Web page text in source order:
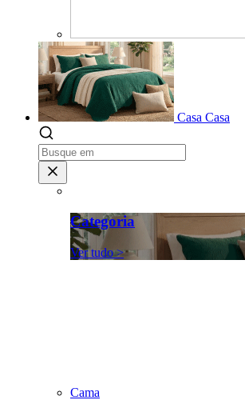
Casa Casa
Categoria
Ver tudo >
Cama